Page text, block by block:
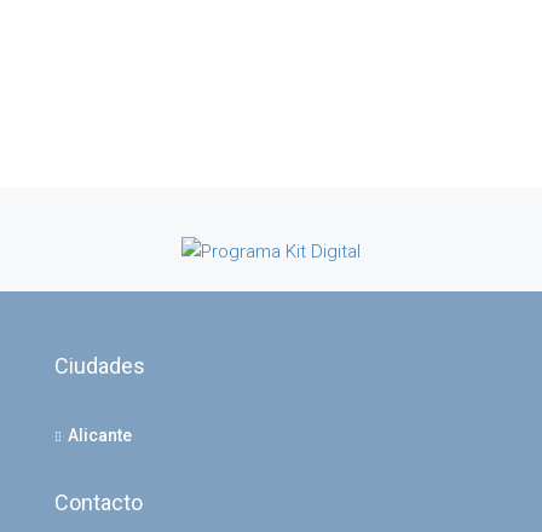
Ciudades
Alicante
Contacto